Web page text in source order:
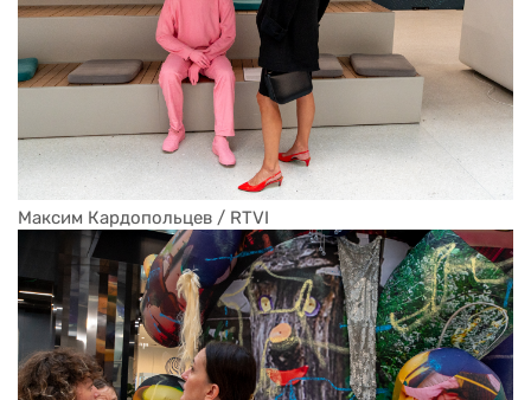
Максим Кардопольцев / RTVI
Максим Кардопольцев / RTVI